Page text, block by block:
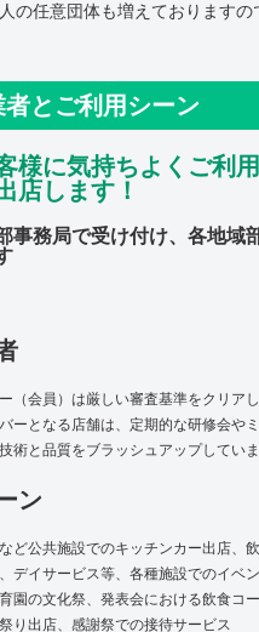
の任意団体も増えております
とご利用シーン
様に気持ちよくご利
店します！
事務局で受け付け、各地域
（会員）は厳しい審査基準をクリアし
ーとなる店舗は、定期的な研修会や
術と品質をブラッシュアップしていま
ン
ど公共施設でのキッチンカー出店、
デイサービス等、各種施設でのイベ
園の文化祭、発表会における飲食コ
り出店、感謝祭での接待サービス